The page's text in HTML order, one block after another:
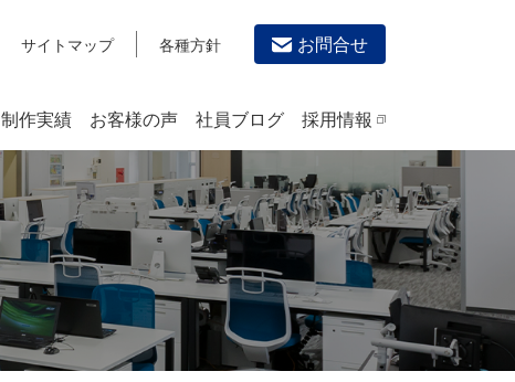
サイトマップ 各種方針 お問合せ
沿革
デザイン作成・印刷サービス
PRINTING
チラシ/フライヤーデザインの制作・印刷
カタログデザインの制作・印刷
冊子/パンフレットのデザイン制作・印刷
学校・会社案内パンフレット制作・印刷
制作実績 お客様の声 社員ブログ 採用情報